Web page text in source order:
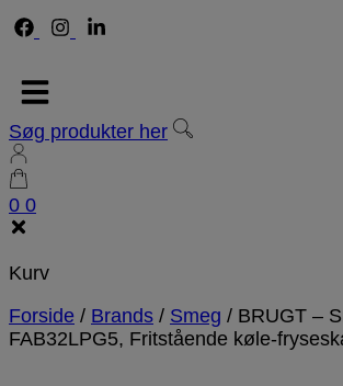
Søg produkter her
0 0
Kurv
Forside / Brands / Smeg / BRUGT –
FAB32LPG5, Fritstående køle-